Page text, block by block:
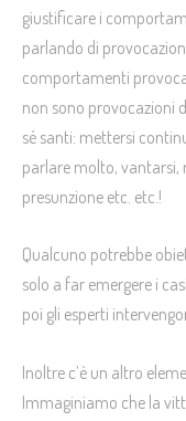
giustificare i
parlando di
comportamenti
non sono provocazioni
sé santi: mettersi
parlare molto, vantarsi,
presunzione etc. etc.!
Qualcuno potrebbe
solo a far emergere i
poi gli esperti
Inoltre c’è un altro
Immaginiamo che la